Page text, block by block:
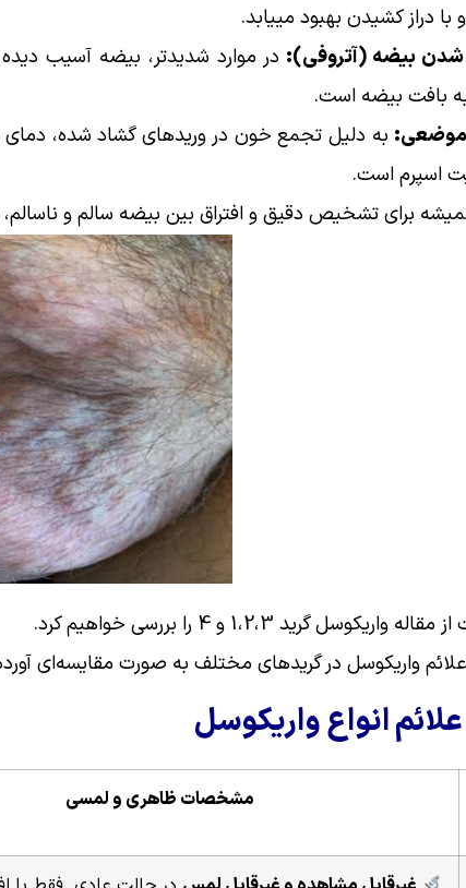
با دراز کشیدن بهبود مییابد.
بیضه (آتروفی): در موارد شدیدتر، بیضه آسیب
بافت بیضه است.
موضعی: به دلیل تجمع خون در وریدهای گشاد شده،
اسپرم است.
برای تشخیص دقیق و افتراق بین بیضه سالم و
گرید 1،2،3 و 4 را بررسی خواهیم کرد.
علائم واریکوسل در گریدهای مختلف به صورت مقایسه‌ای
انواع واریکوسل
مشخصات ظاهری و لمسی